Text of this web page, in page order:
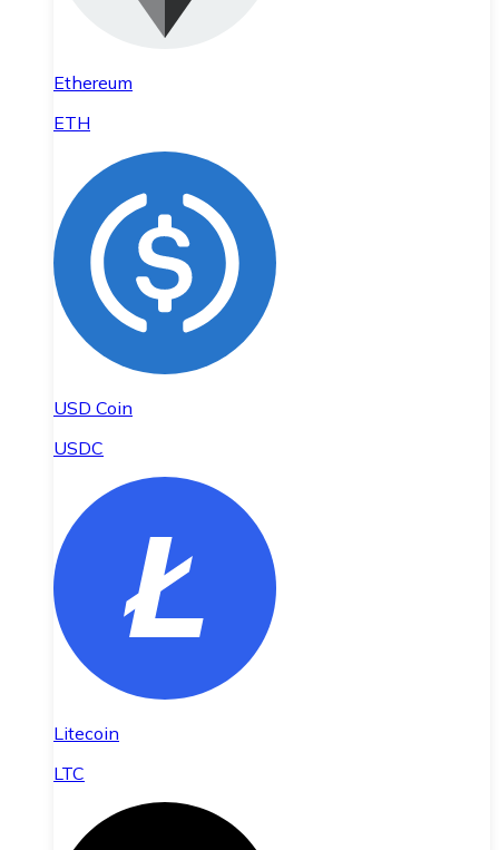
Ethereum
ETH
USD Coin
USDC
Litecoin
LTC